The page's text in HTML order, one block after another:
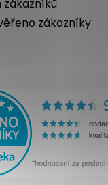
zákazníky